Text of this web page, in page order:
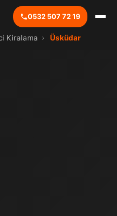
0532 507 72 19
Kiralama › Üsküdar